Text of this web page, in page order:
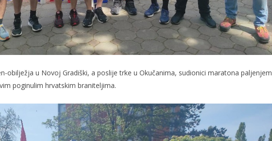
obilježja u Novoj Gradiški, a poslije trke u Okučanima, sudionici maratona paljenjem
poginulim hrvatskim braniteljima.